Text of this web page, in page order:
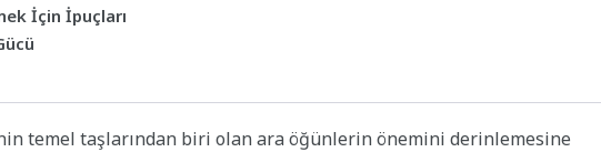
İçin İpuçları
temel taşlarından biri olan ara öğünlerin önemini derinlemesine